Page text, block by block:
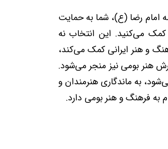
امام رضا (ع)، شما به حمایت
کمک می‌کنید. این انتخاب نه
و هنر ایرانی کمک می‌کند،
هنر بومی نیز منجر می‌شود.
به ماندگاری هنرمندان و
به فرهنگ و هنر بومی دارد.